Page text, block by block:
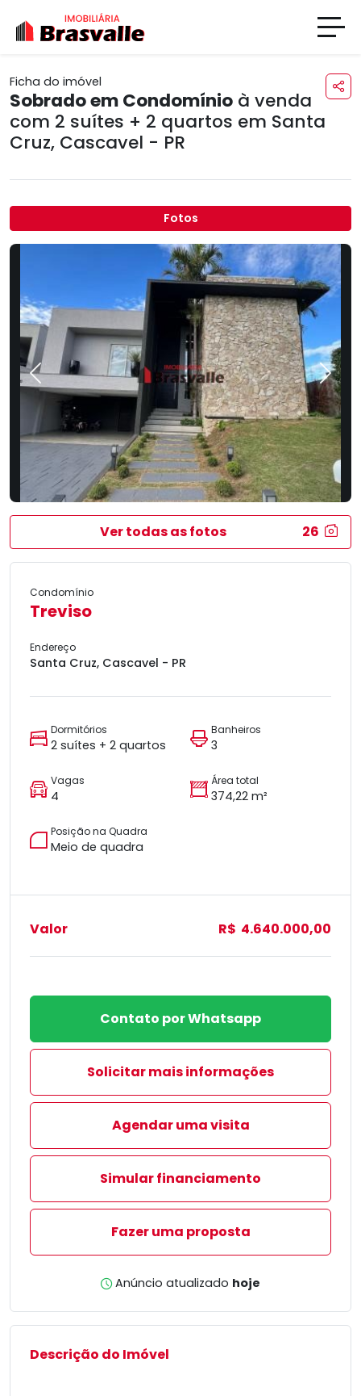
Ficha do imóvel
Sobrado em Condomínio à venda
com 2 suítes + 2 quartos em Santa
Cruz, Cascavel - PR
Fotos
Previous Next
Ver todas as fotos 26
Condomínio
Treviso
Endereço
Santa Cruz, Cascavel - PR
Dormitórios
2 suítes + 2 quartos
Banheiros
3
Vagas
4
Área total
374,22 m²
Posição na Quadra
Meio de quadra
Valor R$ 4.640.000,00
Contato por Whatsapp
Solicitar mais informações
Agendar uma visita
Simular financiamento
Fazer uma proposta
Anúncio atualizado hoje
Descrição do Imóvel